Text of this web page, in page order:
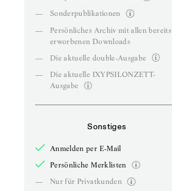
—
Sonderpublikationen
—
Persönliches Archiv mit allen bereits
erworbenen Downloads
—
Die aktuelle double-Ausgabe
—
Die aktuelle IXYPSILONZETT-
Ausgabe
Sonstiges
Anmelden per E-Mail
Persönliche Merklisten
—
Nur für Privatkunden